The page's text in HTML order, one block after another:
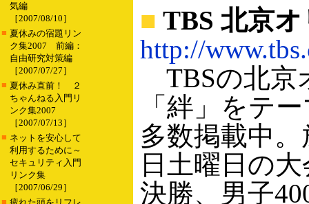
気編
［2007/08/10］
■ 夏休みの宿題リン
ク集2007 前編：
自由研究対策編
［2007/07/27］
■ 夏休み直前！ ２
ちゃんねる入門リ
ンク集2007
［2007/07/13］
■ ネットを安心して
利用するために～
セキュリティ入門
リンク集
［2007/06/29］
■
■ TBS 北京
http://
TBSの北京
「絆」をテ
多数掲載中
日土曜日の
決勝、男子